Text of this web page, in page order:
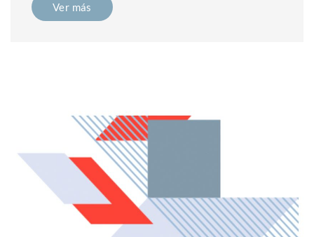
Ver más